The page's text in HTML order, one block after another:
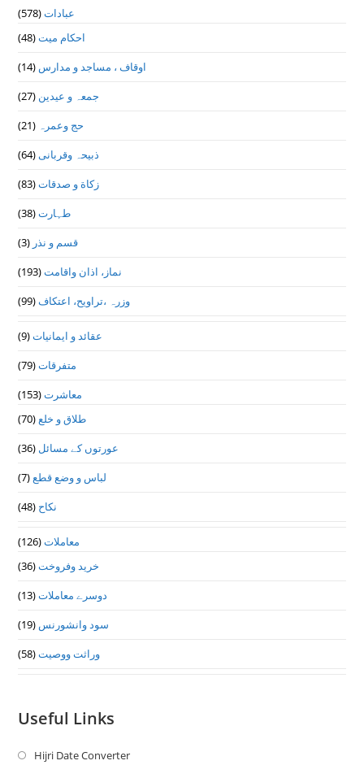
عبادات(578)
احکام میت(48)
اوقاف ، مساجد و مدارس (14)
جمعہ و عیدین (27)
حج وعمرہ (21)
ذبیحہ وقربانی(64)
زکاة و صدقات(83)
طہارت(38)
قسم و نذر (3)
نماز، اذان واقامت(193)
وزرہ ،تراويح، اعتكاف(99)
عقائد و ایمانیات(9)
متفرقات(79)
معاشرت(153)
طلاق و خلع(70)
عورتوں کے مسائل (36)
لباس و وضع قطع(7)
نکاح (48)
معاملات(126)
خرید وفروخت(36)
دوسرے معاملات(13)
سود وانشورنس (19)
وراثت ووصيت(58)
Useful Links
Hijri Date ConverterOpens